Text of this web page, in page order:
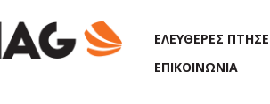
ΕΛΕΥΘΕΡΕΣ
ΕΠΙΚΟΙΝΩΝΙΑ